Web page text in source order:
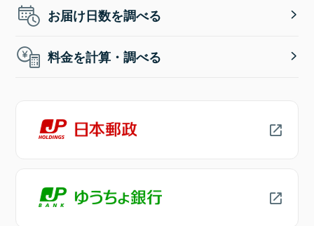
お届け日数を調べる
料金を計算・調べる